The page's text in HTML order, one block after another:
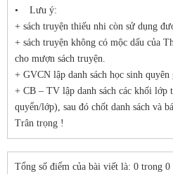
• Lưu ý:
+ sách truyện thiếu nhi còn sử dụng
+ sách truyện không có mộc dấu của
cho mượn sách truyện.
+ GVCN lập danh sách học sinh quyên
+ CB – TV lập danh sách các khối lớp
quyển/lớp), sau đó chốt danh sách và
Trân trọng !
Tổng số điểm của bài viết là: 0 trong 0